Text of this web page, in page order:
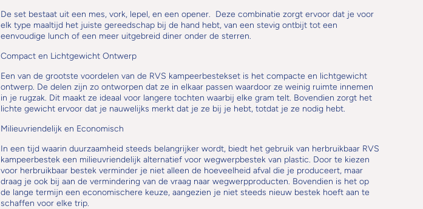
De set bestaat uit een mes, vork, lepel, en een opener. Deze combinatie zorgt ervoor dat je voor
elk type maaltijd het juiste gereedschap bij de hand hebt, van een stevig ontbijt tot een
eenvoudige lunch of een meer uitgebreid diner onder de sterren.
Compact en Lichtgewicht Ontwerp
Een van de grootste voordelen van de RVS kampeerbestekset is het compacte en lichtgewicht
ontwerp. De delen zijn zo ontworpen dat ze in elkaar passen waardoor ze weinig ruimte innemen
in je rugzak. Dit maakt ze ideaal voor langere tochten waarbij elke gram telt. Bovendien zorgt het
lichte gewicht ervoor dat je nauwelijks merkt dat je ze bij je hebt, totdat je ze nodig hebt.
Milieuvriendelijk en Economisch
In een tijd waarin duurzaamheid steeds belangrijker wordt, biedt het gebruik van herbruikbaar RVS
kampeerbestek een milieuvriendelijk alternatief voor wegwerpbestek van plastic. Door te kiezen
voor herbruikbaar bestek verminder je niet alleen de hoeveelheid afval die je produceert, maar
draag je ook bij aan de vermindering van de vraag naar wegwerpproducten. Bovendien is het op
de lange termijn een economischere keuze, aangezien je niet steeds nieuw bestek hoeft aan te
schaffen voor elke trip.